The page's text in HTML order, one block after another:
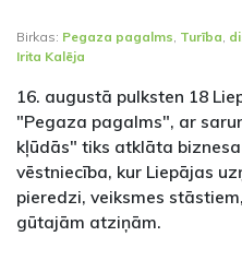
Birkas: Pegaza pagalms, Turība,
Irita Kalēja
16. augustā pulksten 18
"Pegaza pagalms", ar
kļūdās" tiks atklāta
vēstniecība, kur Liepājas
pieredzi, veiksmes
gūtajām atziņām.